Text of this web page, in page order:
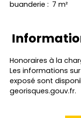
buanderie : 7 m²
Honoraires à la
Les informations
exposé sont
georisques.gouv.fr.